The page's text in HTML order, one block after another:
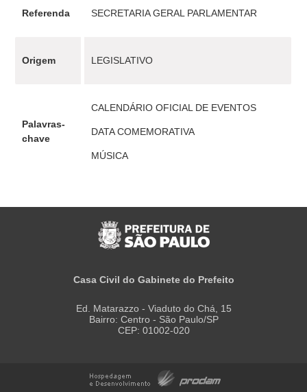
Referenda SECRETARIA GERAL PARLAMENTAR
Origem LEGISLATIVO
Palavras-
chave
CALENDÁRIO OFICIAL DE EVENTOS
DATA COMEMORATIVA
MÚSICA
Casa Civil do Gabinete do Prefeito
Ed. Matarazzo - Viaduto do Chá, 15
Bairro: Centro - São Paulo/SP
CEP: 01002-020